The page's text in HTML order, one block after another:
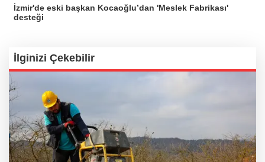
İzmir'de eski başkan Kocaoğlu’dan 'Meslek Fabrikası'
desteği
İlginizi Çekebilir